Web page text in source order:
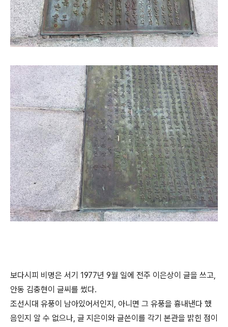
보다시피 비명은 서기 1977년 9월 일에 전주 이은상이 글을 쓰고,
안동 김충현이 글씨를 썼다.
조선시대 유풍이 남아있어서인지, 아니면 그 유풍을 흉내낸다 했
음인지 알 수 없으나, 글 지은이와 글쓴이를 각기 본관을 밝힌 점이